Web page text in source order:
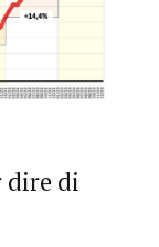
dire di